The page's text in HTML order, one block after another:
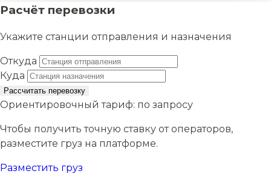
Расчёт перевозки
Укажите станции отправления и назначения
Откуда
Куда
Рассчитать перевозку
Ориентировочный тариф: по запросу
Чтобы получить точную ставку от операторов,
разместите груз на платформе.
Разместить груз